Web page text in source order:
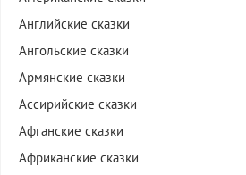
Английские сказки
Ангольские сказки
Армянские сказки
Ассирийские сказки
Афганские сказки
Африканские сказки